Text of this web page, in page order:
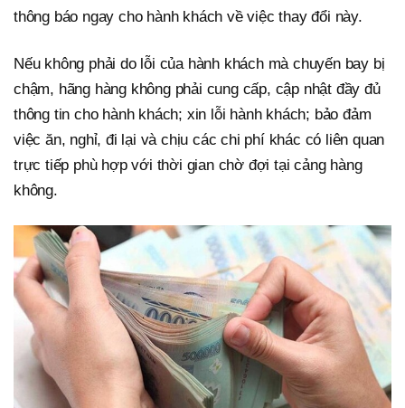
thông báo ngay cho hành khách về việc thay đổi này.
Nếu không phải do lỗi của hành khách mà chuyến bay bị
chậm, hãng hàng không phải cung cấp, cập nhật đầy đủ
thông tin cho hành khách; xin lỗi hành khách; bảo đảm
việc ăn, nghỉ, đi lại và chịu các chi phí khác có liên quan
trực tiếp phù hợp với thời gian chờ đợi tại cảng hàng
không.